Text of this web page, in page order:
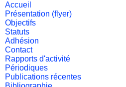
Accueil
Présentation (flyer)
Objectifs
Statuts
Adhésion
Contact
Rapports d'activité
Périodiques
Publications récentes